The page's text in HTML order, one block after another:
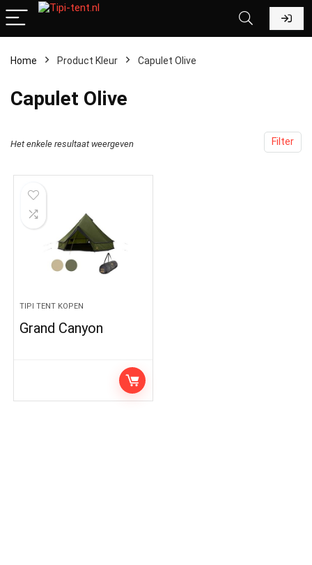
Home Product Kleur ‎Capulet Olive
‎Capulet Olive
Filter
Het enkele resultaat weergeven
TIPI TENT KOPEN
Grand Canyon